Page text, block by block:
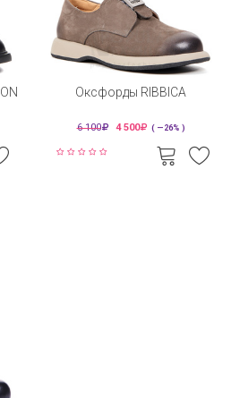
Оксфорды RIBBICA
6 100 4 500 ( —26% )